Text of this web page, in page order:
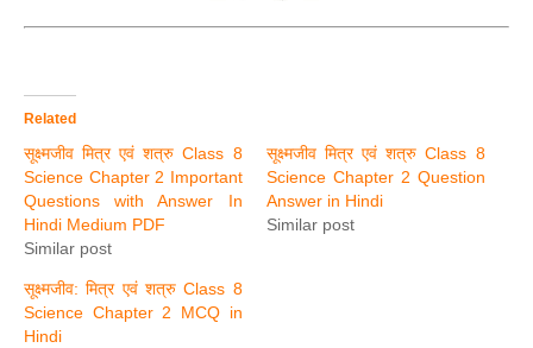
Related
सूक्ष्मजीव मित्र एवं शत्रु Class 8
Science Chapter 2 Important
Questions with Answer In
Hindi Medium PDF
Similar post
सूक्ष्मजीव मित्र एवं शत्रु Class 8
Science Chapter 2 Question
Answer in Hindi
Similar post
सूक्ष्मजीव: मित्र एवं शत्रु Class 8
Science Chapter 2 MCQ in
Hindi